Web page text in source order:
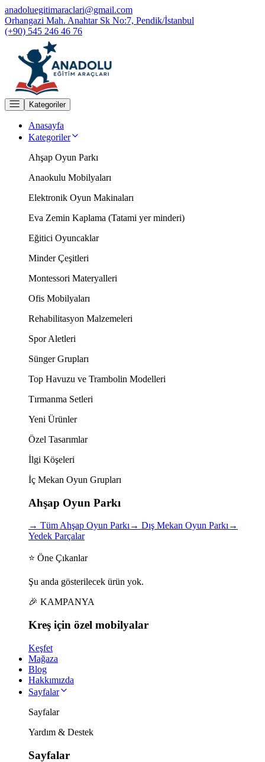
anadoluegitimaraclari@gmail.com
Orhangazi Mah. Anahtar Sk No:7, Pendik/İstanbul
(+90) 545 246 46 76
Kategoriler
Anasayfa
Kategoriler
Ahşap Oyun Parkı
Anaokulu Mobilyaları
Elektronik Oyun Makinaları
Eva Zemin Kaplama (Tatami yer minderi)
Eğitici Oyuncaklar
Minder Çeşitleri
Montessori Materyalleri
Ofis Mobilyaları
Rehabilitasyon Malzemeleri
Spor Aletleri
Sünger Grupları
Top Havuzu ve Trambolin Modelleri
Tırmanma Setleri
Yeni Ürünler
Özel Tasarımlar
İlgi Köşeleri
İç Mekan Oyun Grupları
Ahşap Oyun Parkı
→ Tüm Ahşap Oyun Parkı→ Dış Mekan Oyun Parkı→
Yedek Parçalar
⭐ Öne Çıkanlar
Şu anda gösterilecek ürün yok.
🎉 KAMPANYA
Kreş için özel mobilyalar
Keşfet
Mağaza
Blog
Hakkımızda
Sayfalar
Sayfalar
Yardım & Destek
Sayfalar